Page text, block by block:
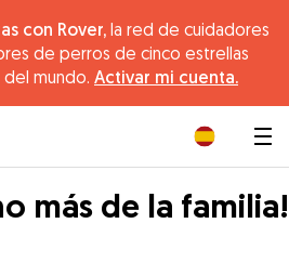
con Rover, la red de cuidadores
de perros de cinco estrellas
mundo. Activar mi cuenta.
más de la familia!